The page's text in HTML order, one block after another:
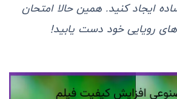
ایجاد کنید. همین حالا امتحان
رویایی خود دست یابید!